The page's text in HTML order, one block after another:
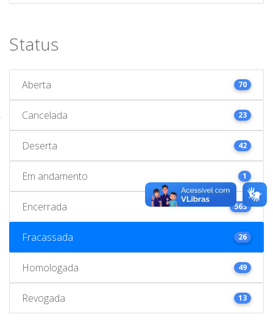
Status
Aberta 70
Cancelada 23
Deserta 42
Em andamento 1
Encerrada 563
Fracassada 26
Homologada 49
Revogada 13